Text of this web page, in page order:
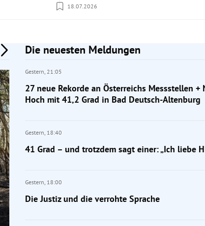
18.07.2026
Die neuesten Meldungen
Gestern, 21:05
27 neue Rekorde an Österreichs Messstellen +
Hoch mit 41,2 Grad in Bad Deutsch-Altenburg
Gestern, 18:40
41 Grad – und trotzdem sagt einer: „Ich liebe
Gestern, 18:00
Die Justiz und die verrohte Sprache